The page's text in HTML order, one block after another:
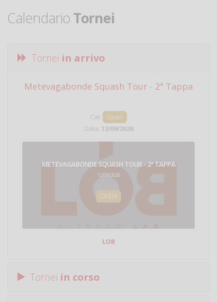
Calendario Tornei
Tornei in arrivo
Metevagabonde Squash Tour - 2ª Tappa
Cat:
Open
Data: 12/09/2026
METEVAGABONDE SQUASH TOUR - 2ª TAPPA
12/09/2026
OPEN
LOB
Tornei in corso